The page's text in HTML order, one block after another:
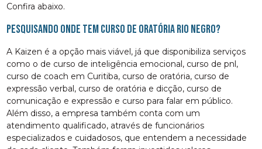
Confira abaixo.
Pesquisando onde tem curso de oratória Rio Negro?
A Kaizen é a opção mais viável, já que disponibiliza serviços
como o de curso de inteligência emocional, curso de pnl,
curso de coach em Curitiba, curso de oratória, curso de
expressão verbal, curso de oratória e dicção, curso de
comunicação e expressão e curso para falar em público.
Além disso, a empresa também conta com um
atendimento qualificado, através de funcionários
especializados e cuidadosos, que entendem a necessidade